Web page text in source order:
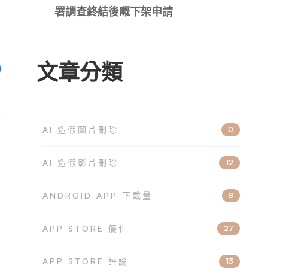
署調查終結後嘅下架申請
文章分類
AI 造假圖片刪除 0
AI 造假影片刪除 12
ANDROID APP 下載量 8
APP STORE 優化 27
APP STORE 評論 13